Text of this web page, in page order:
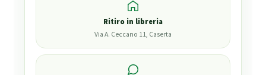
Ritiro in libreria
Via A. Ceccano 11, Caserta